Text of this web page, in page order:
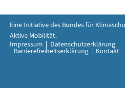
Impressum Datenschutzerklärung
Barrierefreiheitserklärung Kontakt
Eine Initiative des Bundes für
Aktive Mobilität.